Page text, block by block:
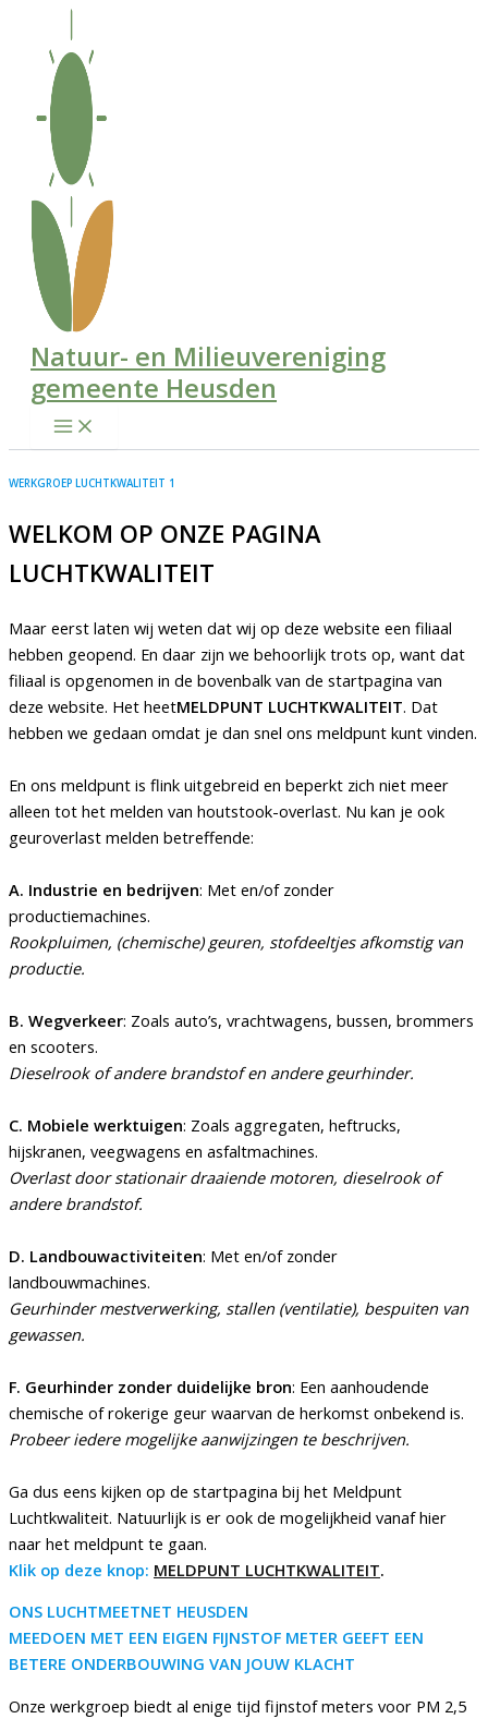
inhoud
Natuur- en Milieuvereniging
gemeente Heusden
WERKGROEP LUCHTKWALITEIT 1
WELKOM OP ONZE PAGINA
LUCHTKWALITEIT
Maar eerst laten wij weten dat wij op deze website een filiaal
hebben geopend. En daar zijn we behoorlijk trots op, want dat
filiaal is opgenomen in de bovenbalk van de startpagina van
deze website. Het heetMELDPUNT LUCHTKWALITEIT. Dat
hebben we gedaan omdat je dan snel ons meldpunt kunt vinden.
En ons meldpunt is flink uitgebreid en beperkt zich niet meer
alleen tot het melden van houtstook-overlast. Nu kan je ook
geuroverlast melden betreffende:
A. Industrie en bedrijven: Met en/of zonder
productiemachines.
Rookpluimen, (chemische) geuren, stofdeeltjes afkomstig van
productie.
B. Wegverkeer: Zoals auto’s, vrachtwagens, bussen, brommers
en scooters.
Dieselrook of andere brandstof en andere geurhinder.
C. Mobiele werktuigen: Zoals aggregaten, heftrucks,
hijskranen, veegwagens en asfaltmachines.
Overlast door stationair draaiende motoren, dieselrook of
andere brandstof.
D. Landbouwactiviteiten: Met en/of zonder
landbouwmachines.
Geurhinder mestverwerking, stallen (ventilatie), bespuiten van
gewassen.
F. Geurhinder zonder duidelijke bron: Een aanhoudende
chemische of rokerige geur waarvan de herkomst onbekend is.
Probeer iedere mogelijke aanwijzingen te beschrijven.
Ga dus eens kijken op de startpagina bij het Meldpunt
Luchtkwaliteit. Natuurlijk is er ook de mogelijkheid vanaf hier
naar het meldpunt te gaan.
Klik op deze knop: MELDPUNT LUCHTKWALITEIT.
ONS LUCHTMEETNET HEUSDEN
MEEDOEN MET EEN EIGEN FIJNSTOF METER GEEFT EEN
BETERE ONDERBOUWING VAN JOUW KLACHT
Onze werkgroep biedt al enige tijd fijnstof meters voor PM 2,5